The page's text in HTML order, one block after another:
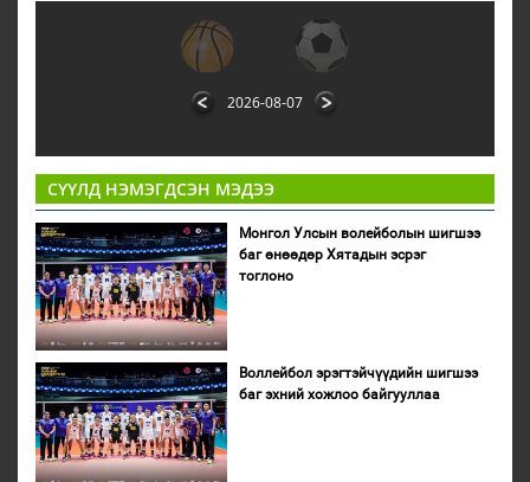
2026-08-07
СҮҮЛД НЭМЭГДСЭН МЭДЭЭ
Монгол Улсын волейболын шигшээ
баг өнөөдөр Хятадын эсрэг
тоглоно
Воллейбол эрэгтэйчүүдийн шигшээ
баг эхний хожлоо байгууллаа